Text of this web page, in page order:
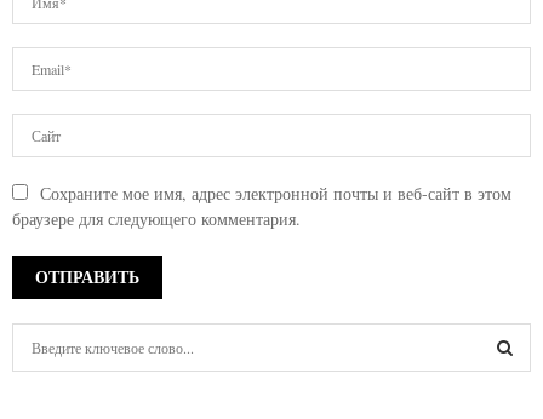
Сохраните мое имя, адрес электронной почты и веб-сайт в этом
браузере для следующего комментария.